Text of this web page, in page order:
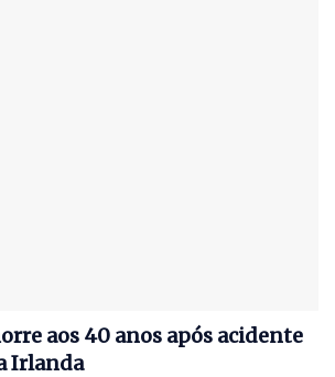
aos 40 anos após acidente
Irlanda